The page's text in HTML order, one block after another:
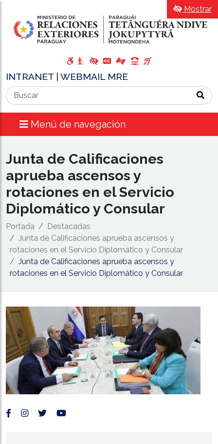
INTRANET WEBMAIL MRE
Menú de navegación
Mostrar
Junta de Calificaciones
aprueba ascensos y
rotaciones en el Servicio
Diplomático y Consular
Portada
Destacadas
Junta de Calificaciones aprueba ascensos y
rotaciones en el Servicio Diplomático y Consular
Junta de Calificaciones aprueba ascensos y
rotaciones en el Servicio Diplomático y Consular